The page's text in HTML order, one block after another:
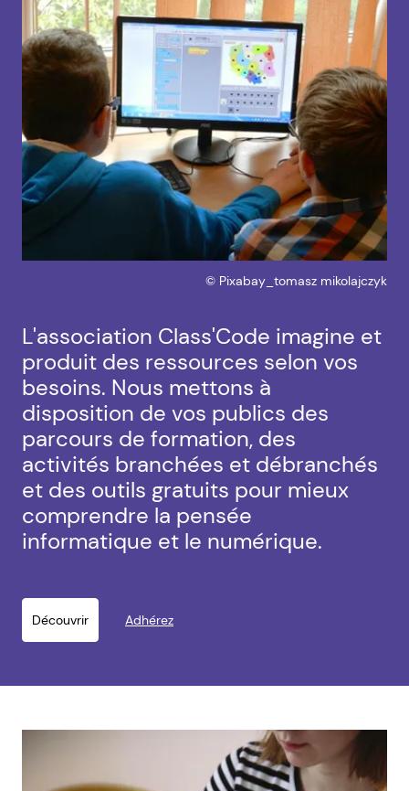
L'association Class'Code imagine et
produit des ressources selon vos
besoins. Nous mettons à
disposition de vos publics des
parcours de formation, des
activités branchées et débranchés
et des outils gratuits pour mieux
comprendre la pensée
informatique et le numérique.
Découvrir Adhérez
Droits réservés :
© Pixabay_tomasz mikolajczyk